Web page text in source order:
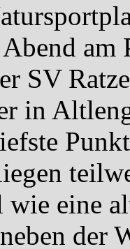
Abend
SV
in
wie eine
der